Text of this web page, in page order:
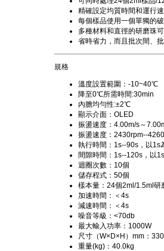
精確設定均質時間和運行
每個樣品使用一個單獨的
多種材料和直徑的研磨珠
省時省力，而且批次間、
規格
溫度設置範圍：-10~40℃
降至0℃所需時間:30min
內膽均勻性:±2℃
顯示介面：OLED
振盪速度：4.00m/s～
振盪速度：2430rpm--
執行時間：1s--90s，以1s
間隙時間：1s--120s，以
迴圈次數：10個
儲存程式：50個
樣本量：24個2ml/1.5ml研
加速時間：＜4s
減速時間：＜4s
噪音等級：<70db
最大輸入功率：1000W
尺寸（W×D×H）mm：
重量(kg)：40.0kg